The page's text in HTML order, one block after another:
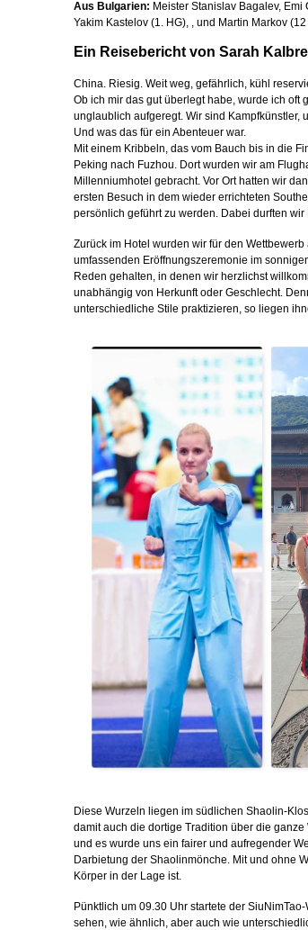
Aus Bulgarien: Meister Stanislav Bagalev,
Yakim Kastelov (1. HG), , und Martin Markov (12
Ein Reisebericht von Sarah
China. Riesig. Weit weg, gefährlich, kühl
Ob ich mir das gut überlegt habe, wurde ich oft
unglaublich aufgeregt. Wir sind Kampfkünstler,
Und was das für ein Abenteuer war.
Mit einem Kribbeln, das vom Bauch bis in die
Peking nach Fuzhou. Dort wurden wir am
Millenniumhotel gebracht. Vor Ort hatten wir
ersten Besuch in dem wieder errichteten
persönlich geführt zu werden. Dabei durften
Zurück im Hotel wurden wir für den
umfassenden Eröffnungszeremonie im
Reden gehalten, in denen wir herzlichst
unabhängig von Herkunft oder Geschlecht.
unterschiedliche Stile praktizieren, so liegen
Diese Wurzeln liegen im südlichen Shaolin-
damit auch die dortige Tradition über die
und es wurde uns ein fairer und aufregender
Darbietung der Shaolinmönche. Mit und ohne
Körper in der Lage ist.
Pünktlich um 09.30 Uhr startete der
sehen, wie ähnlich, aber auch wie